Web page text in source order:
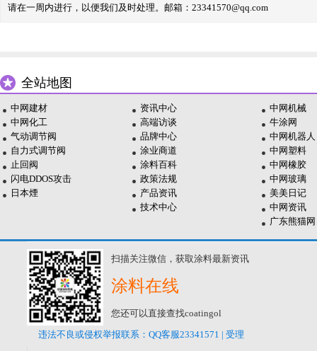
请在一周内进行，以便我们及时处理。邮箱：23341570@qq.com
全站地图
中网建材
中网化工
气动调节阀
自力式调节阀
止回阀
闪电DDOS攻击
日本煙
资讯中心
高端访谈
品牌中心
涂业商道
涂料百科
政策法规
产品资讯
技术中心
中网机械
牛涂网
中网机器人
中网塑料
中网橡胶
中网玻璃
美美日记
中网资讯
广东熊猫网
扫描关注微信，获取涂料最新资讯
涂料在线
您还可以直接查找coatingol
违法不良或侵权举报联系：QQ客服23341571 | 受理